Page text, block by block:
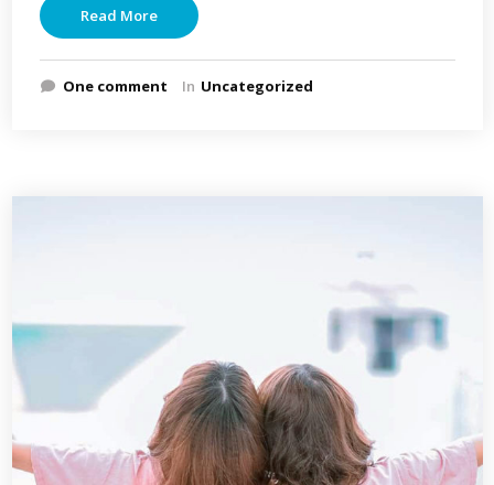
Read More
One comment In Uncategorized